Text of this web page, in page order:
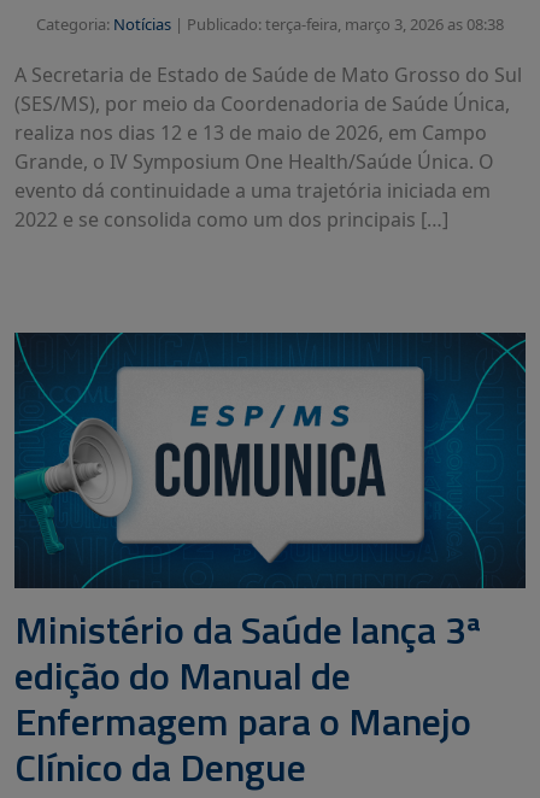
Categoria: Notícias | Publicado: terça-feira, março 3, 2026 as 08:38
A Secretaria de Estado de Saúde de Mato Grosso do Sul
(SES/MS), por meio da Coordenadoria de Saúde Única,
realiza nos dias 12 e 13 de maio de 2026, em Campo
Grande, o IV Symposium One Health/Saúde Única. O
evento dá continuidade a uma trajetória iniciada em
2022 e se consolida como um dos principais […]
Ministério da Saúde lança 3ª
edição do Manual de
Enfermagem para o Manejo
Clínico da Dengue